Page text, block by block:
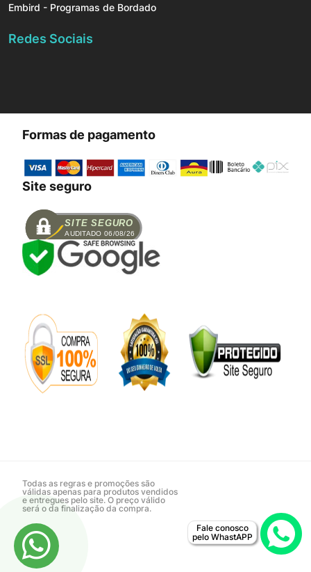
Fale conosco
pelo WhastAPP
Embird - Programas de Bordado
Redes Sociais
Formas de pagamento
Site seguro
SITE SEGURO
AUDITADO 06/08/26
Todas as regras e promoções são
válidas apenas para produtos vendidos
e entregues pelo site. O preço válido
será o da finalização da compra.